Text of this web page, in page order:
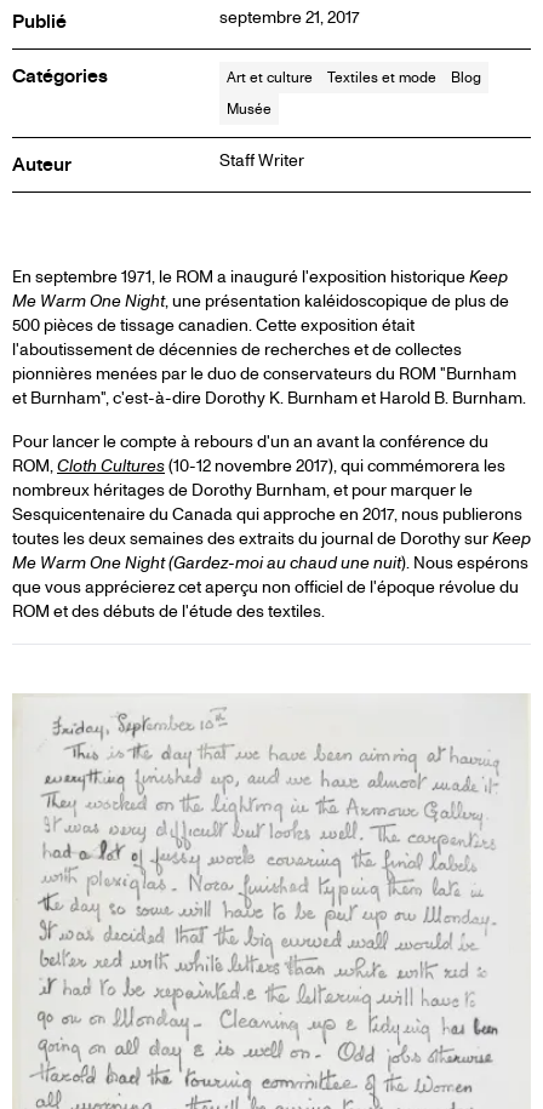
Publié septembre 21, 2017
Catégories Art et culture Textiles et mode
Blog
Musée
Auteur Staff Writer
ARTICLE
DE
BLOG
En septembre 1971, le ROM a inauguré l'exposition historiqueKeep
Me Warm One Night, une présentation kaléidoscopique de plus de
500 pièces de tissage canadien. Cette exposition était
l'aboutissement de décennies de recherches et de collectes
pionnières menées par le duo de conservateurs du ROM "Burnham
et Burnham", c'est-à-dire Dorothy K. Burnham et Harold B. Burnham.
Pour lancer le compte à rebours d'un an avant la conférence du
ROM,Cloth Cultures(10-12 novembre 2017), qui commémorera les
nombreux héritages de Dorothy Burnham, et pour marquer le
Sesquicentenaire du Canada qui approche en 2017, nous publierons
toutes les deux semaines des extraits du journal de Dorothy surKeep
Me Warm One Night (Gardez-moi au chaud une nuit). Nous espérons
que vous apprécierez cet aperçu non officiel de l'époque révolue du
ROM et des débuts de l'étude des textiles.